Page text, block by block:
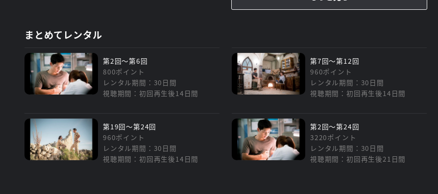
まとめてレンタル
第2回～第6回
800ポイント
レンタル期間：30日間
視聴期間：初回再生後14日間
第7回～第12回
960ポイント
レンタル期間：30日間
視聴期間：初回再生後14日間
第19回～第24回
960ポイント
レンタル期間：30日間
視聴期間：初回再生後14日間
第2回～第24回
3220ポイント
レンタル期間：30日間
視聴期間：初回再生後21日間